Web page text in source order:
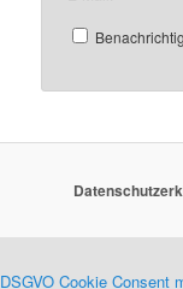
DSGVO Cookie Consent